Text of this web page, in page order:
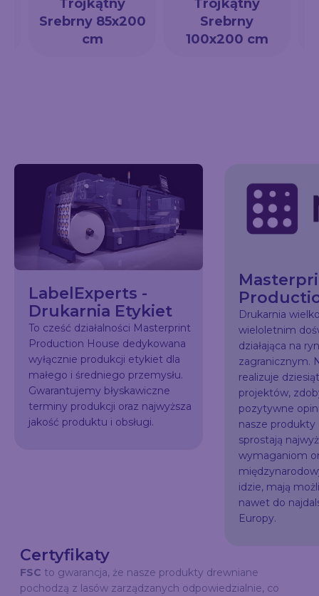
Trójkątny
Srebrny 85x200
cm
Trójkątny
Srebrny
100x200 cm
LabelExperts -
Drukarnia Etykiet
To cześć działalności Masterprint
Production House dedykowana
wyłącznie produkcji etykiet dla
małego i średniego przemysłu.
Gwarantujemy błyskawiczne
terminy produkcji oraz najwyższa
jakość produktu i obsługi.
Drukarnia
wieloletnim
działająca na
zagranicznym.
realizuje
projektów,
pozytywne
nasze
sprostają
wymaganiom
idzie, mają
nawet do
Europy.
Certyfikaty
FSC to gwarancja, że nasze produkty drewniane
pochodzą z lasów zarządzanych odpowiedzialnie, co